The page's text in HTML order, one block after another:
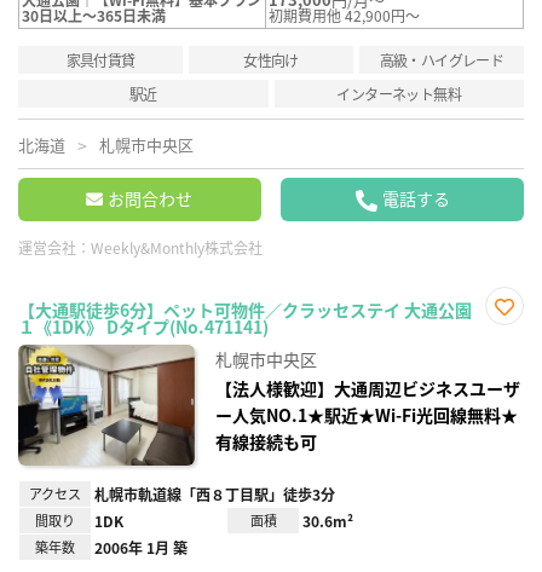
30日以上～365日未満 初期費用他 42,900円～
家具付賃貸 女性向け
高級・ハイグレード
駅近
インターネット無料
北海道 札幌市中央区
お問合わせ 電話する
運営会社： Weekly&Monthly株式会社
【大通駅徒歩6分】ペット可物件／クラッセステイ 大通公園
１《1DK》 Dタイプ(No.471141)
録
札幌市中央区
【法人様歓迎】大通周辺ビジネスユーザ
ー人気NO.1★駅近★Wi-Fi光回線無料★
有線接続も可
アクセス 札幌市軌道線「西８丁目駅」徒歩3分
間取り 1DK 面積 30.6m²
築年数 2006年 1月 築